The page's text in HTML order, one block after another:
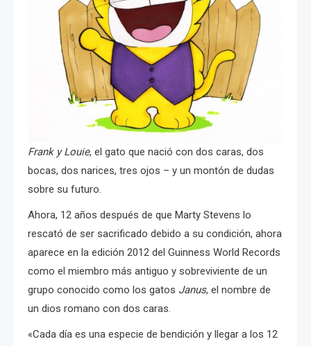
Frank y Louie, el gato que nació con dos caras, dos
bocas, dos narices, tres ojos – y un montón de dudas
sobre su futuro.
Ahora, 12 años después de que Marty Stevens lo
rescató de ser sacrificado debido a su condición, ahora
aparece en la edición 2012 del Guinness World Records
como el miembro más antiguo y sobreviviente de un
grupo conocido como los gatos Janus, el nombre de
un dios romano con dos caras.
«Cada día es una especie de bendición y llegar a los 12